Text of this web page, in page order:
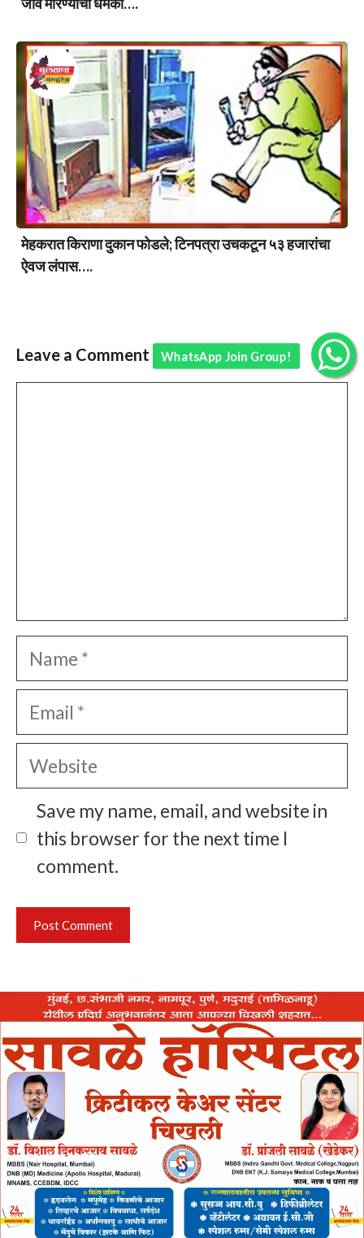
मेहकरात किराणा दुकान फोडले; टिनपत्रा उचकटून ५३ हजारांचा
ऐवज लंपास….
Leave a Comment
Name
Email
Website
Save my name, email, and website in
this browser for the next time I
comment.
WhatsApp Join Group!